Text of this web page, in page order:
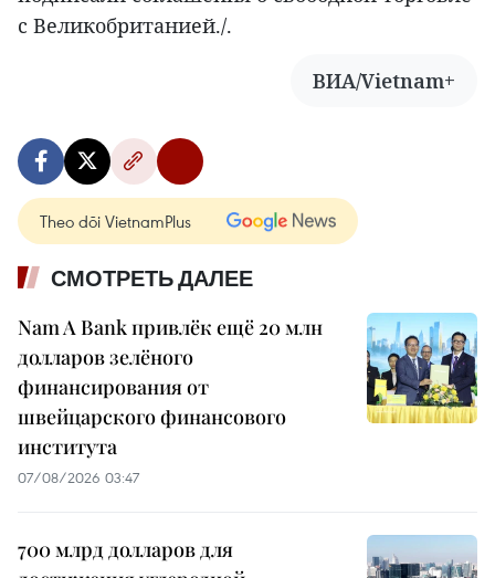
с Великобританией./.
ВИА/Vietnam+
Theo dõi VietnamPlus
СМОТРЕТЬ ДАЛЕЕ
Nam A Bank привлёк ещё 20 млн
долларов зелёного
финансирования от
швейцарского финансового
института
07/08/2026 03:47
700 млрд долларов для